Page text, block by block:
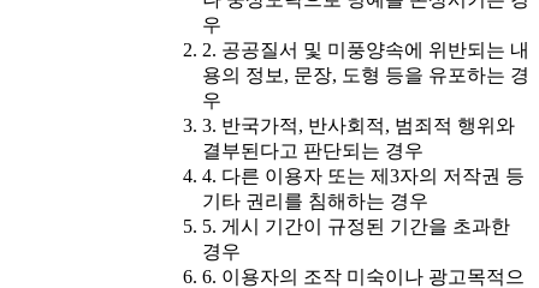
우
2. 공공질서 및 미풍양속에 위반되는 내
용의 정보, 문장, 도형 등을 유포하는 경
우
3. 반국가적, 반사회적, 범죄적 행위와
결부된다고 판단되는 경우
4. 다른 이용자 또는 제3자의 저작권 등
기타 권리를 침해하는 경우
5. 게시 기간이 규정된 기간을 초과한
경우
6. 이용자의 조작 미숙이나 광고목적으